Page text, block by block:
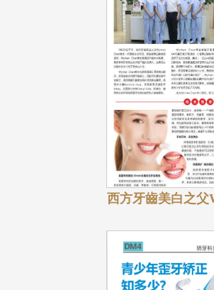
西方牙齒美白之父